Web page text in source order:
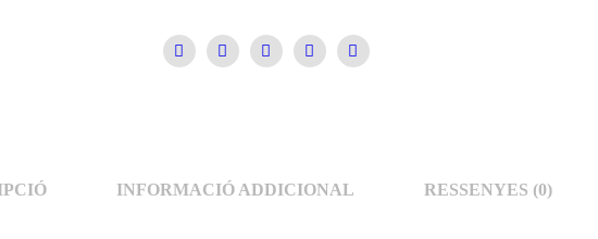
INFORMACIÓ ADDICIONAL RESSENYES (0)